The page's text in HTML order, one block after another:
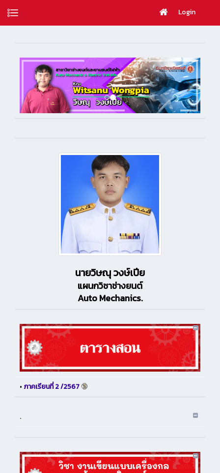
Login
นายวิษณุ วงษ์เปีย
แผนกวิชาช่างยนต์
Auto Mechanics.
• ภาคเรียนที่ 2 /2567🔞
.